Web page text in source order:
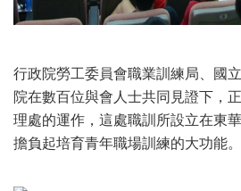
行政院勞工委員會職業訓練局、國
院在數百位與會人士共同見證下，
理處的運作，這處職訓所設立在東
擔負起培育青年職場訓練的大功能。